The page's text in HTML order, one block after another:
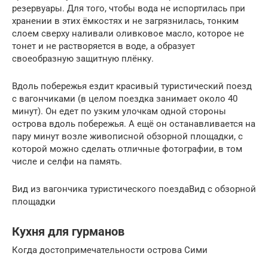
резервуары. Для того, чтобы вода не испортилась при
хранении в этих ёмкостях и не загрязнилась, тонким
слоем сверху наливали оливковое масло, которое не
тонет и не растворяется в воде, а образует
своеобразную защитную плёнку.
Вдоль побережья ездит красивый туристический поезд
с вагончиками (в целом поездка занимает около 40
минут). Он едет по узким улочкам одной стороны
острова вдоль побережья. А ещё он останавливается на
пару минут возле живописной обзорной площадки, с
которой можно сделать отличные фотографии, в том
числе и селфи на память.
Вид из вагончика туристического поездаВид с обзорной
площадки
Кухня для гурманов
Когда достопримечательности острова Сими